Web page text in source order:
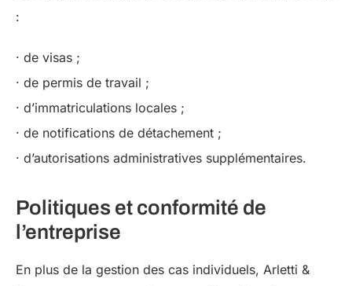
:
· de visas ;
· de permis de travail ;
· d’immatriculations locales ;
· de notifications de détachement ;
· d’autorisations administratives supplémentaires.
Politiques et conformité de
l’entreprise
En plus de la gestion des cas individuels, Arletti &